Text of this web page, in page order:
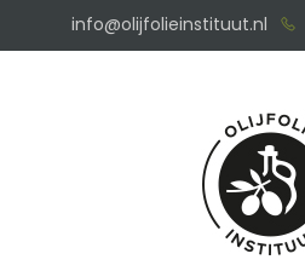
info@olijfolieinstituut.nl